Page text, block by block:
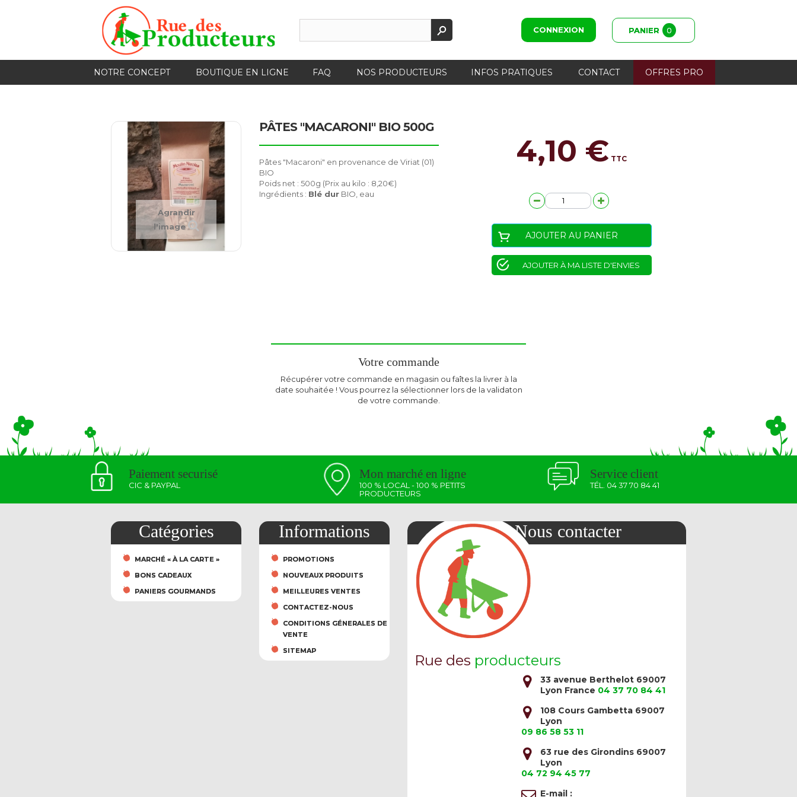
CONNEXION PANIER 0
NOTRE CONCEPT BOUTIQUE EN LIGNE FAQ NOS PRODUCTEURS INFOS PRATIQUES CONTACT OFFRES PRO
Agrandir
l'image
PÂTES "MACARONI" BIO 500G
Pâtes "Macaroni" en provenance de Viriat (01)
BIO
Poids net : 500g (Prix au kilo : 8,20€)
Ingrédients : Blé dur BIO, eau
4,10 € TTC
AJOUTER AU PANIER
AJOUTER À MA LISTE D'ENVIES
Votre commande
Récupérer votre commande en magasin ou faîtes la livrer à la
date souhaitée ! Vous pourrez la sélectionner lors de la validaton
de votre commande.
Paiement securisé
CIC & PAYPAL
Mon marché en ligne
100 % LOCAL - 100 % PETITS
PRODUCTEURS
Service client
TÉL. 04 37 70 84 41
Catégories
MARCHÉ « À LA CARTE »
BONS CADEAUX
PANIERS GOURMANDS
Informations
PROMOTIONS
NOUVEAUX PRODUITS
MEILLEURES VENTES
CONTACTEZ-NOUS
CONDITIONS GÉNERALES DE
VENTE
SITEMAP
Nous contacter
Rue des producteurs
33 avenue Berthelot 69007
Lyon France 04 37 70 84 41
108 Cours Gambetta 69007
Lyon
09 86 58 53 11
63 rue des Girondins 69007
Lyon
04 72 94 45 77
E-mail :